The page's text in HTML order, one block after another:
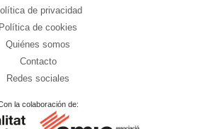
de privacidad
Política de cookies
Quiénes somos
Contacto
Redes sociales
la colaboración de: